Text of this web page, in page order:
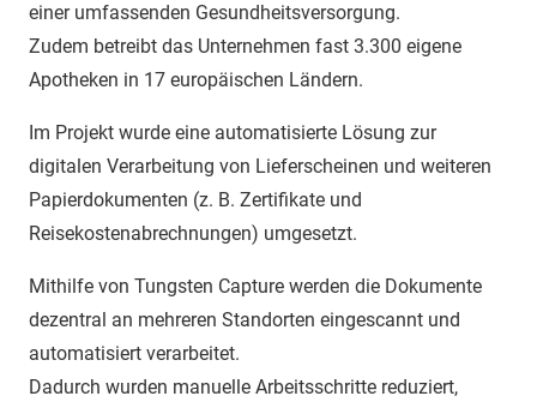
einer umfassenden Gesundheitsversorgung.
Zudem betreibt das Unternehmen fast 3.300 eigene
Apotheken in 17 europäischen Ländern.
Im Projekt wurde eine automatisierte Lösung zur
digitalen Verarbeitung von Lieferscheinen und weiteren
Papierdokumenten (z. B. Zertifikate und
Reisekostenabrechnungen) umgesetzt.
Mithilfe von Tungsten Capture werden die Dokumente
dezentral an mehreren Standorten eingescannt und
automatisiert verarbeitet.
Dadurch wurden manuelle Arbeitsschritte reduziert,